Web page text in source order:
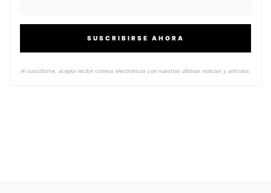
SUSCRIBIRSE AHORA
Al suscribirse, acepta recibir correos electrónicos con nuestras últimas noticias y artículos.